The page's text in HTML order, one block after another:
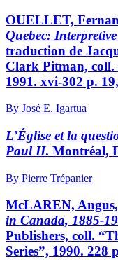
OUELLET,
Quebec: Interpretive
traduction de
Clark Pitman, coll.
1991. xvi-302 p.
By José E. Igartua
L’Église et la
Paul II. Montréal,
By Pierre Trépanier
McLAREN, Angus,
in Canada, 1885-
Publishers, coll.
Series”, 1990. 228